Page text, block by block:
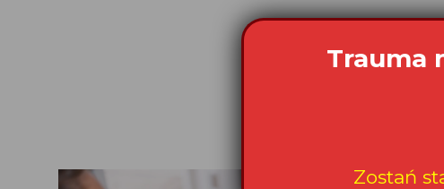
Trauma
Zostań